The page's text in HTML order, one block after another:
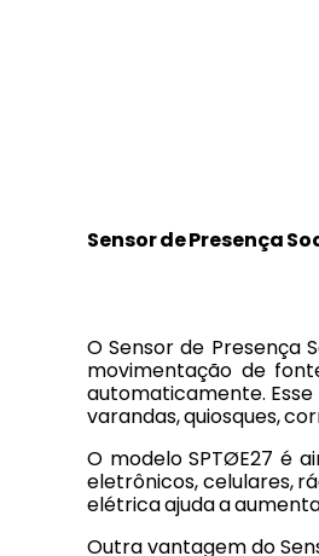
Sensor de Presença
O Sensor de Presença
movimentação de
automaticamente.
varandas, quiosques,
O modelo SPTØE27 é
eletrônicos, celulares,
elétrica ajuda a
Outra vantagem do